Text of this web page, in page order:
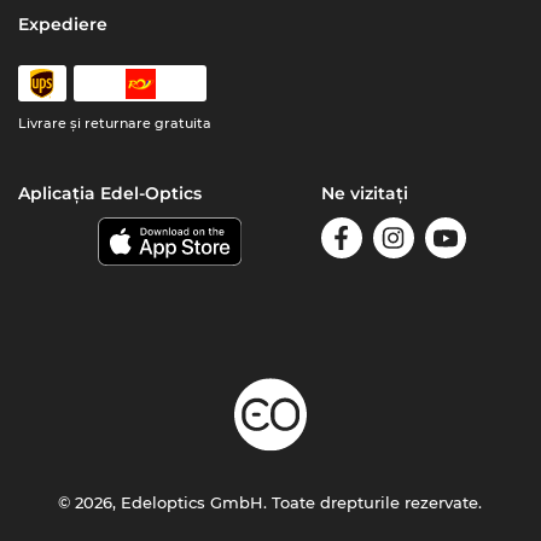
Expediere
Livrare şi returnare gratuita
Aplicația Edel-Optics Ne vizitați
© 2026, Edeloptics GmbH. Toate drepturile rezervate.